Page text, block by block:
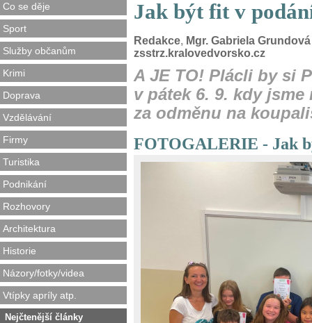
Co se děje
Sport
Služby občanům
Krimi
Doprava
Vzdělávání
Firmy
Turistika
Podnikání
Rozhovory
Architektura
Historie
Názory/fotky/videa
Vtípky apríly atp.
Nejčtenější články
Jak být fit v
Redakce, Mgr. Gabriela Grundová
zsstrz.kralovedvorsko.cz
A JE TO! Plácli by si
v pátek 6. 9. kdy
za odměnu na
FOTOGALERIE - Jak